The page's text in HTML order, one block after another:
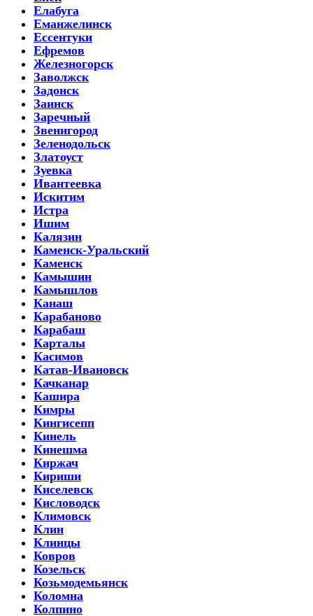
Елабуга
Еманжелинск
Ессентуки
Ефремов
Железногорск
Заволжск
Задонск
Заинск
Заречный
Звенигород
Зеленодольск
Златоуст
Зуевка
Ивантеевка
Искитим
Истра
Ишим
Калязин
Каменск-Уральский
Каменск
Камышин
Камышлов
Канаш
Карабаново
Карабаш
Карталы
Касимов
Катав-Ивановск
Качканар
Кашира
Кимры
Кингисепп
Кинель
Кинешма
Киржач
Кириши
Киселевск
Кисловодск
Климовск
Клин
Клинцы
Ковров
Козельск
Козьмодемьянск
Коломна
Колпино